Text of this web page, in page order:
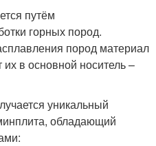
путём
горных пород.
пород материал
в основной носитель –
уникальный
обладающий